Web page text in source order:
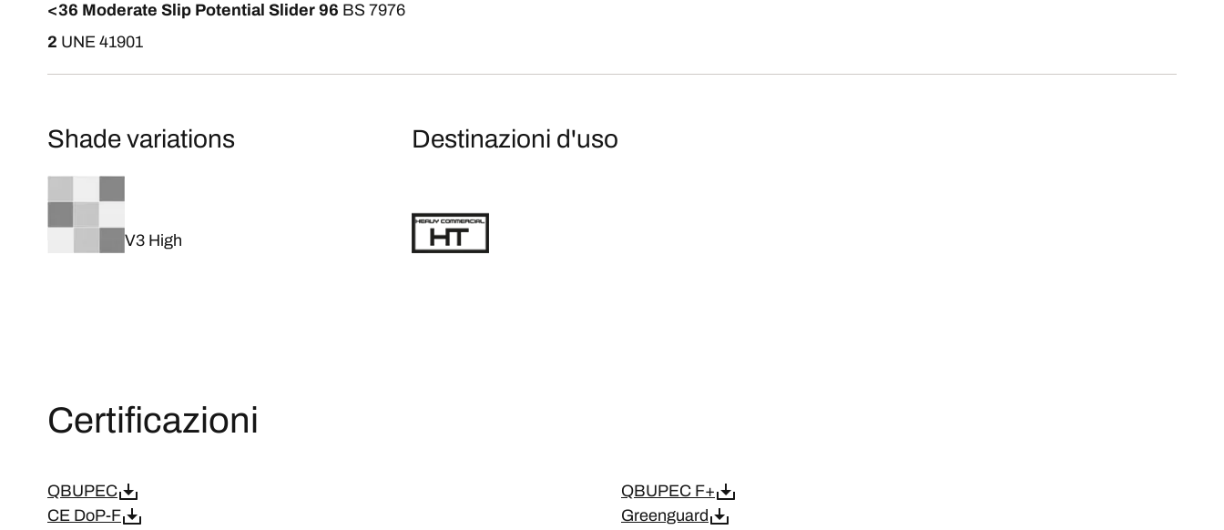
<36 Moderate Slip Potential Slider 96 BS 7976
2 UNE 41901
Shade variations
V3 High
Destinazioni d'uso
Certificazioni
QBUPEC
QBUPEC F+
CE DoP-F
Greenguard